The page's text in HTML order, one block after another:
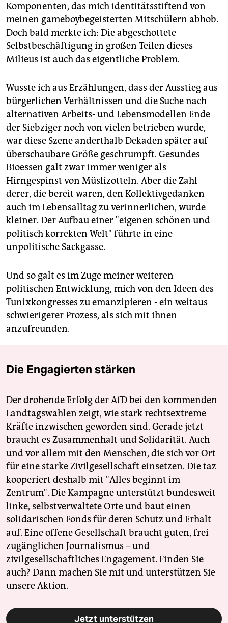
Komponenten, das mich identitätsstiftend von
meinen gameboybegeisterten Mitschülern abhob.
Doch bald merkte ich: Die abgeschottete
Selbstbeschäftigung in großen Teilen dieses
Milieus ist auch das eigentliche Problem.
Wusste ich aus Erzählungen, dass der Ausstieg aus
bürgerlichen Verhältnissen und die Suche nach
alternativen Arbeits- und Lebensmodellen Ende
der Siebziger noch von vielen betrieben wurde,
war diese Szene anderthalb Dekaden später auf
überschaubare Größe geschrumpft. Gesundes
Bioessen galt zwar immer weniger als
Hirngespinst von Müslizotteln. Aber die Zahl
derer, die bereit waren, den Kollektivgedanken
auch im Lebensalltag zu verinnerlichen, wurde
kleiner. Der Aufbau einer "eigenen schönen und
politisch korrekten Welt" führte in eine
unpolitische Sackgasse.
Und so galt es im Zuge meiner weiteren
politischen Entwicklung, mich von den Ideen des
Tunixkongresses zu emanzipieren - ein weitaus
schwierigerer Prozess, als sich mit ihnen
anzufreunden.
Die Engagierten stärken
Der drohende Erfolg der AfD bei den kommenden
Landtagswahlen zeigt, wie stark rechtsextreme
Kräfte inzwischen geworden sind. Gerade jetzt
braucht es Zusammenhalt und Solidarität. Auch
und vor allem mit den Menschen, die sich vor Ort
für eine starke Zivilgesellschaft einsetzen. Die taz
kooperiert deshalb mit "Alles beginnt im
Zentrum". Die Kampagne unterstützt bundesweit
linke, selbstverwaltete Orte und baut einen
solidarischen Fonds für deren Schutz und Erhalt
auf. Eine offene Gesellschaft braucht guten, frei
zugänglichen Journalismus – und
zivilgesellschaftliches Engagement. Finden Sie
auch? Dann machen Sie mit und unterstützen Sie
unsere Aktion.
Jetzt unterstützen